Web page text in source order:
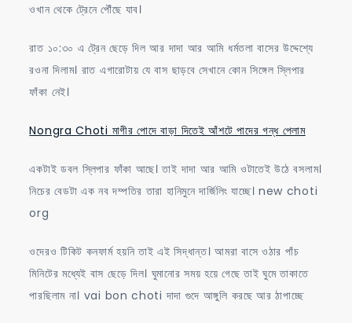
ওখান থেকে ট্রেনে পৌঁছে যাব।
রাত ১০:৩০ এ ট্রেন ছেড়ে দিল আর দাদা আর আমি ধর্মতলা বাসের উদ্দেশ্যে
রওনা দিলাম। রাত এগারোটায় যে বাস ছাড়বে সেখানে কোন সিঙ্গেল স্লিপার
ফাঁকা নেই।
Nongra Choti মাগীর পোদে বাড়া দিতেই আঁশটে পাদের গন্ধ পেলাম
একটাই ডবল স্লিপার ফাঁকা আছে। তাই দাদা আর আমি ওটাতেই উঠে বসলাম।
নিচের বেডটা এক নব দম্পতির তারা হানিমুনে দার্জিলিং যাচ্ছে। new choti
org
ওদেরও টিকিট কনফার্ম হয়নি তাই এই সিদ্ধান্ত। আমরা বাসে ওঠার পাঁচ
মিনিটের মধ্যেই বাস ছেড়ে দিল। ঘুমানোর সময় হয়ে গেছে তাই ঘুমে তাকাতে
পারছিলাম না। vai bon choti দাদা গুদে আঙ্গুলি করছে আর ঠাপাচ্ছে